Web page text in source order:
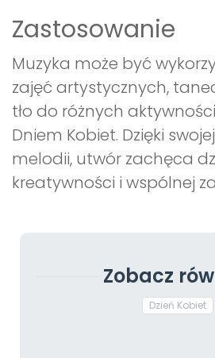
Zastosowanie
Muzyka może być
zajęć artystycznych,
tło do różnych
Dniem Kobiet. Dzięki
melodii, utwór zachęca
kreatywności i wspólnej
Zobacz
Dzień Kobiet